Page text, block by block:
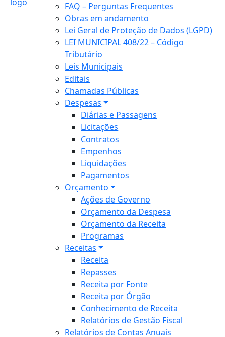
FAQ – Perguntas Frequentes
Obras em andamento
Lei Geral de Proteção de Dados (LGPD)
LEI MUNICIPAL 408/22 – Código
Tributário
Leis Municipais
Editais
Chamadas Públicas
Despesas
Diárias e Passagens
Licitações
Contratos
Empenhos
Liquidações
Pagamentos
Orçamento
Ações de Governo
Orçamento da Despesa
Orçamento da Receita
Programas
Receitas
Receita
Repasses
Receita por Fonte
Receita por Órgão
Conhecimento de Receita
Relatórios de Gestão Fiscal
Relatórios de Contas Anuais